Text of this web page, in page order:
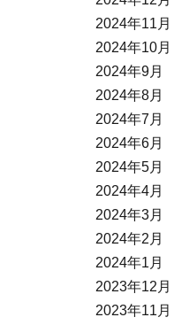
2024年11月
2024年10月
2024年9月
2024年8月
2024年7月
2024年6月
2024年5月
2024年4月
2024年3月
2024年2月
2024年1月
2023年12月
2023年11月